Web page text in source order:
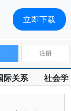
际关系 社会学
注册
立即下载